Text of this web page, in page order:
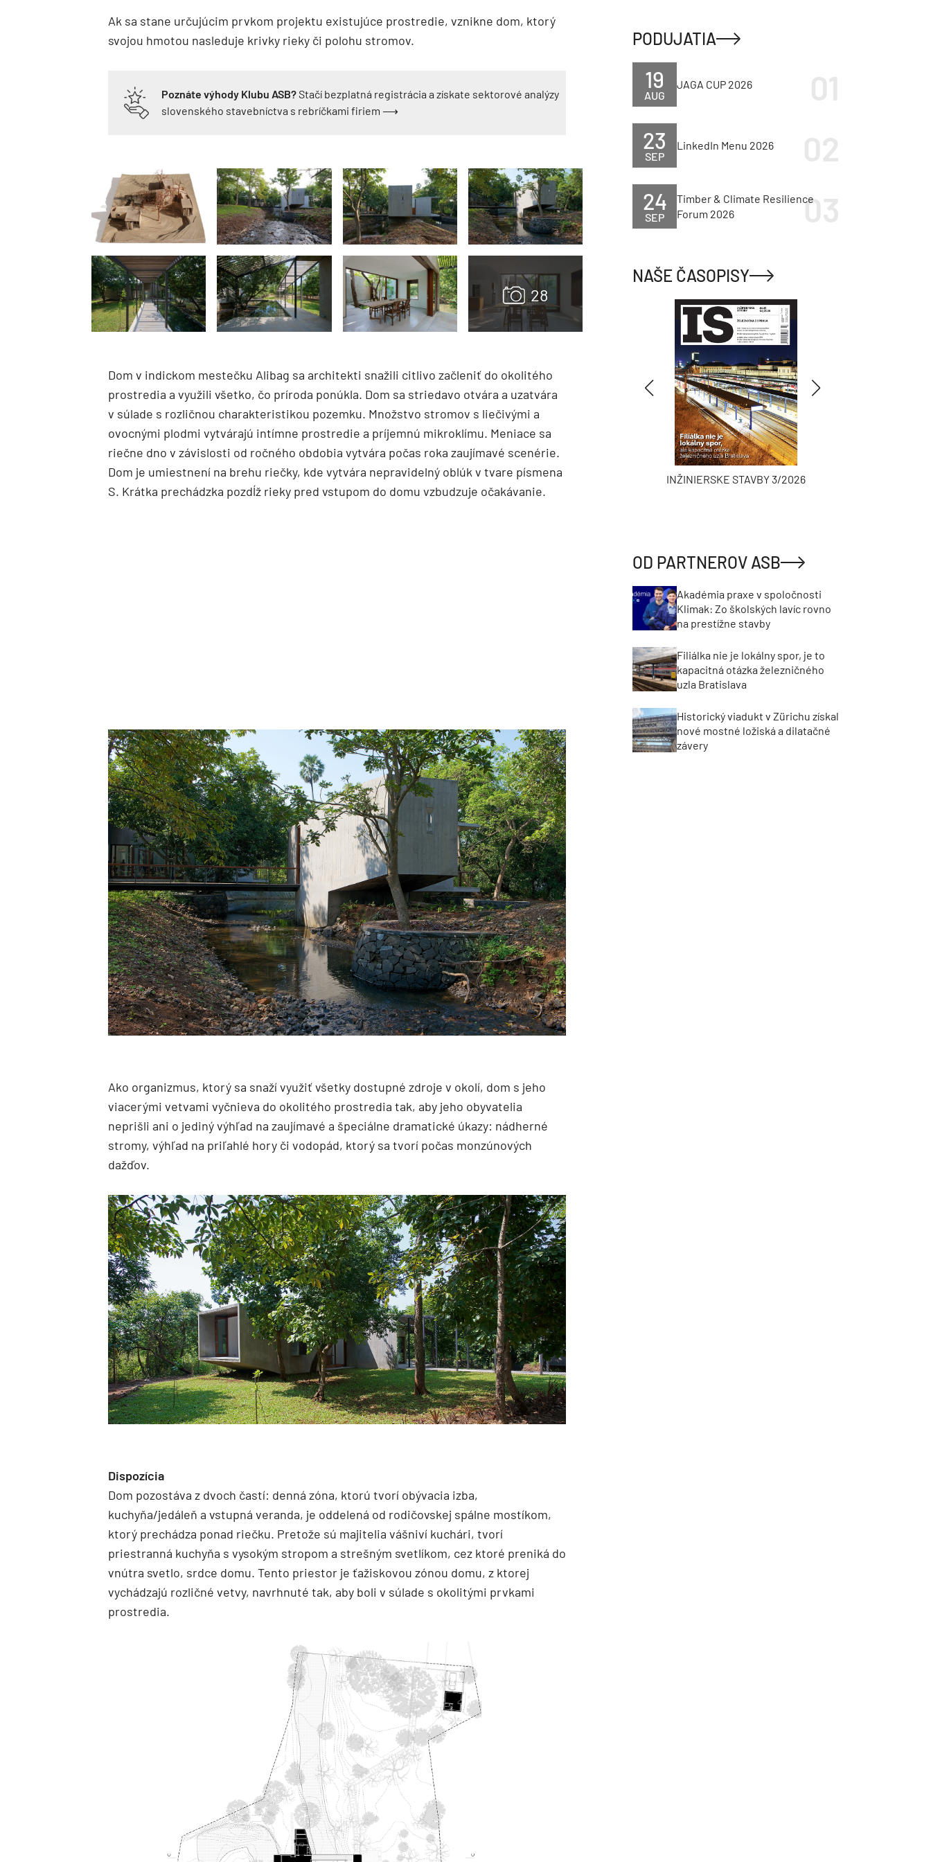
Ak sa stane určujúcim prvkom projektu existujúce prostredie, vznikne dom, ktorý
svojou hmotou nasleduje krivky rieky či polohu stromov.
Poznáte výhody Klubu ASB?Stačí bezplatná registrácia a získate sektorové analýzy
slovenského stavebníctva s rebríčkami firiem ⟶
Dom v indickom mestečku Alibag sa architekti snažili citlivo začleniť do okolitého
prostredia a využili všetko, čo príroda ponúkla. Dom sa striedavo otvára a uzatvára
v súlade s rozličnou charakteristikou pozemku. Množstvo stromov s liečivými a
ovocnými plodmi vytvárajú intímne prostredie a príjemnú mikroklímu. Meniace sa
riečne dno v závislosti od ročného obdobia vytvára počas roka zaujímavé scenérie.
Dom je umiestnení na brehu riečky, kde vytvára nepravidelný oblúk v tvare písmena
S. Krátka prechádzka pozdĺž rieky pred vstupom do domu vzbudzuje očakávanie.
Ako organizmus, ktorý sa snaží využiť všetky dostupné zdroje v okolí, dom s jeho
viacerými vetvami vyčnieva do okolitého prostredia tak, aby jeho obyvatelia
neprišli ani o jediný výhľad na zaujímavé a špeciálne dramatické úkazy: nádherné
stromy, výhľad na priľahlé hory či vodopád, ktorý sa tvorí počas monzúnových
dažďov.
Dispozícia
Dom pozostáva z dvoch častí: denná zóna, ktorú tvorí obývacia izba,
kuchyňa/jedáleň a vstupná veranda, je oddelená od rodičovskej spálne mostíkom,
ktorý prechádza ponad riečku. Pretože sú majitelia vášniví kuchári, tvorí
priestranná kuchyňa s vysokým stropom a strešným svetlíkom, cez ktoré preniká do
vnútra svetlo, srdce domu. Tento priestor je ťažiskovou zónou domu, z ktorej
vychádzajú rozličné vetvy, navrhnuté tak, aby boli v súlade s okolitými prvkami
prostredia.
PODUJATIA
AUG
19 JAGA CUP 2026
SEP
23 LinkedIn Menu 2026
SEP
24
Timber & Climate Resilience
Forum 2026
NAŠE ČASOPISY
TZB HAUSTECHNIK 3/2026 INŽINIERSKE STAVBY 3/2026
OD PARTNEROV ASB
Akadémia praxe v spoločnosti
Klimak: Zo školských lavíc rovno
na prestížne stavby
Filiálka nie je lokálny spor, je to
kapacitná otázka železničného
uzla Bratislava
Historický viadukt v Zürichu získal
nové mostné ložiská a dilatačné
závery